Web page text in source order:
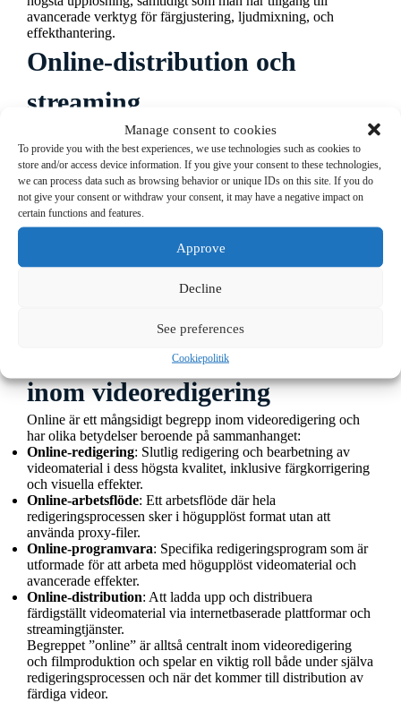
Manage consent to cookies
To provide you with the best experiences, we use technologies such as cookies to
store and/or access device information. If you give your consent to these technologies,
we can process data such as browsing behavior or unique IDs on this site. If you do
not give your consent or withdraw your consent, it may have a negative impact on
certain functions and features.
Approve
Decline
See preferences
Cookiepolitik
avancerade verktyg för färgjustering, ljudmixning, och
effekthantering.
Online-distribution och
streaming
Utöver dess betydelse inom redigeringsprocessen, används
termen ”online” också inom distribution av video. När en
video är klar och redo att publiceras, sker distributionen ofta
online, genom plattformar som YouTube, Vimeo, eller sociala
medier. Även streamingtjänster som Netflix, Amazon Prime
Video, och Hulu är exempel på online-distribution.
Att distribuera en video online innebär att den laddas upp till
en plattform där den kan nås och ses av en publik. Detta är en
helt annan del av videoproduktionsprocessen, men det är
Distribution online är idag ett av de mest populära sätten att
Sammanfattning av online
inom videoredigering
Online är ett mångsidigt begrepp inom videoredigering och
har olika betydelser beroende på sammanhanget:
Online-redigering: Slutlig redigering och bearbetning av
videomaterial i dess högsta kvalitet, inklusive färgkorrigering
och visuella effekter.
Online-arbetsflöde: Ett arbetsflöde där hela
redigeringsprocessen sker i högupplöst format utan att
använda proxy-filer.
Online-programvara: Specifika redigeringsprogram som är
utformade för att arbeta med högupplöst videomaterial och
avancerade effekter.
Online-distribution: Att ladda upp och distribuera
färdigställt videomaterial via internetbaserade plattformar och
streamingtjänster.
Begreppet ”online” är alltså centralt inom videoredigering
och filmproduktion och spelar en viktig roll både under själva
redigeringsprocessen och när det kommer till distribution av
färdiga videor.